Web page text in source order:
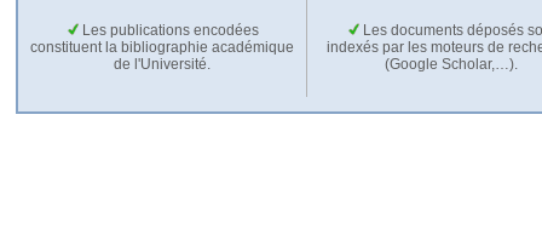
Les publications encodées
constituent la bibliographie académique
de l'Université.
Les documents déposés
indexés par les moteurs de
(Google Scholar,…).